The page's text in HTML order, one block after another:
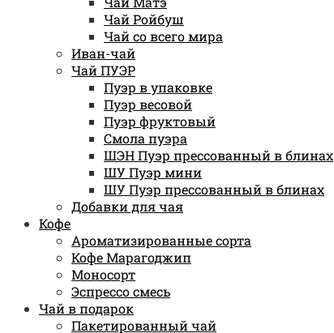
Чай Ройбуш
Чай со всего мира
Иван-чай
Чай ПУЭР
Пуэр в упаковке
Пуэр весовой
Пуэр фруктовый
Смола пуэра
ШЭН Пуэр прессованный в блинах
ШУ Пуэр мини
ШУ Пуэр прессованный в блинах
Добавки для чая
Кофе
Ароматизированные сорта
Кофе Марагоджип
Моносорт
Эспрессо смесь
Чай в подарок
Пакетированный чай